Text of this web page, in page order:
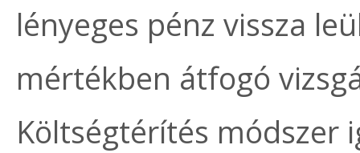
lényeges pénz vissza
mértékben átfogó
Költségtérítés módszer